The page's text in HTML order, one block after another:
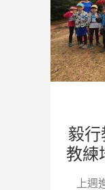
毅行
教練
上週